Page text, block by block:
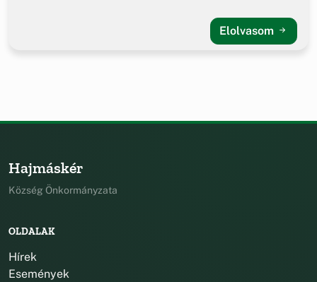
Elolvasom
Hajmáskér
Község Önkormányzata
OLDALAK
Hírek
Események